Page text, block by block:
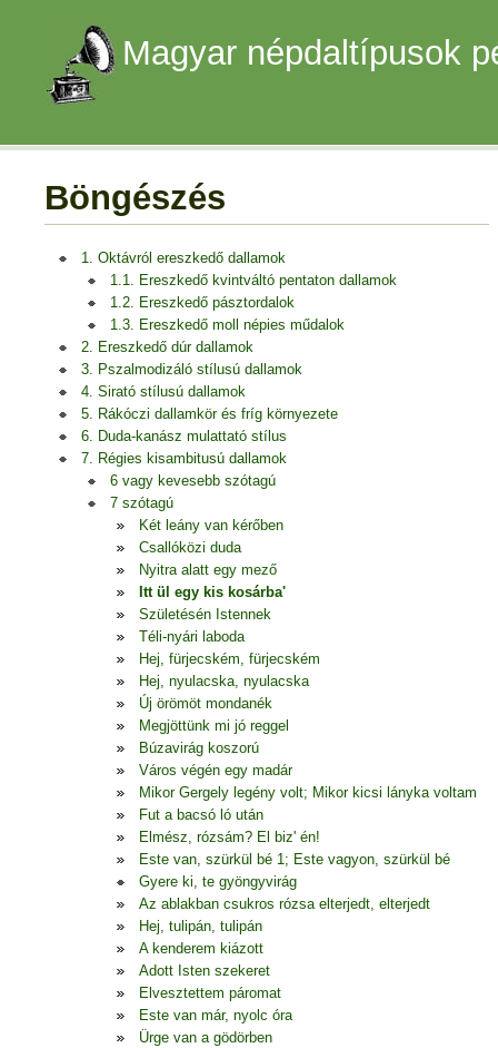
Magyar népdaltípusok
Böngészés
1. Oktávról ereszkedő dallamok
1.1. Ereszkedő kvintváltó pentaton dallamok
1.2. Ereszkedő pásztordalok
1.3. Ereszkedő moll népies műdalok
2. Ereszkedő dúr dallamok
3. Pszalmodizáló stílusú dallamok
4. Sirató stílusú dallamok
5. Rákóczi dallamkör és fríg környezete
6. Duda-kanász mulattató stílus
7. Régies kisambitusú dallamok
6 vagy kevesebb szótagú
7 szótagú
Két leány van kérőben
Csallóközi duda
Nyitra alatt egy mező
Itt ül egy kis kosárba'
Születésén Istennek
Téli-nyári laboda
Hej, fürjecském, fürjecském
Hej, nyulacska, nyulacska
Új örömöt mondanék
Megjöttünk mi jó reggel
Búzavirág koszorú
Város végén egy madár
Mikor Gergely legény volt; Mikor kicsi lányka voltam
Fut a bacsó ló után
Elmész, rózsám? El biz' én!
Este van, szürkül bé 1; Este vagyon, szürkül bé
Gyere ki, te gyöngyvirág
Az ablakban csukros rózsa elterjedt, elterjedt
Hej, tulipán, tulipán
A kenderem kiázott
Adott Isten szekeret
Elvesztettem páromat
Este van már, nyolc óra
Ürge van a gödörben